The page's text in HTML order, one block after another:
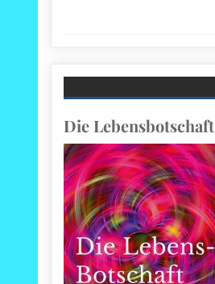
Die Lebensbotschaft